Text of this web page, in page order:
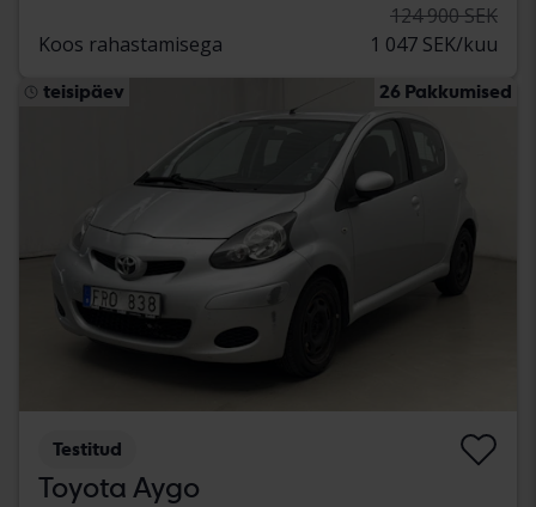
124 900 SEK
Koos rahastamisega
1 047 SEK/kuu
teisipäev 26 Pakkumised
Testitud
Toyota Aygo